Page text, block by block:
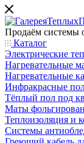
Продаём системы
Каталог
Электрические
Нагревательные
Нагревательные
Инфракрасные
Тёплый пол под
Маты
Теплоизоляция и
Системы